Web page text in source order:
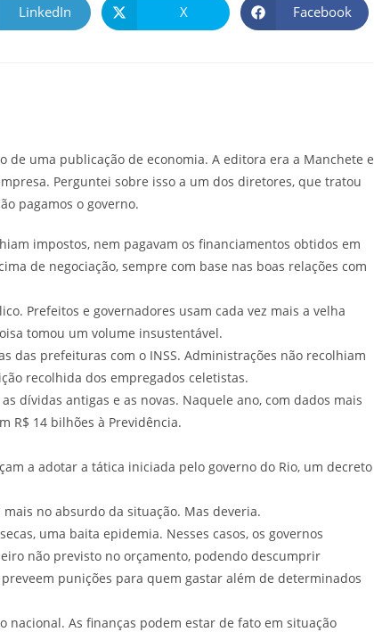
LinkedIn X Facebook
uma publicação de economia. A editora era a Manchete e
Perguntei sobre isso a um dos diretores, que tratou
pagamos o governo.
impostos, nem pagavam os financiamentos obtidos em
de negociação, sempre com base nas boas relações com
Prefeitos e governadores usam cada vez mais a velha
tomou um volume insustentável.
prefeituras com o INSS. Administrações não recolhiam
recolhida dos empregados celetistas.
antigas e as novas. Naquele ano, com dados mais
R$ 14 bilhões à Previdência.
a adotar a tática iniciada pelo governo do Rio, um decreto
no absurdo da situação. Mas deveria.
uma baita epidemia. Nesses casos, os governos
não previsto no orçamento, podendo descumprir
punições para quem gastar além de determinados
As finanças podem estar de fato em situação